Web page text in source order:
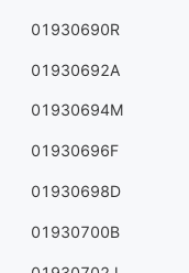
01930690R
01930692A
01930694M
01930696F
01930698D
01930700B